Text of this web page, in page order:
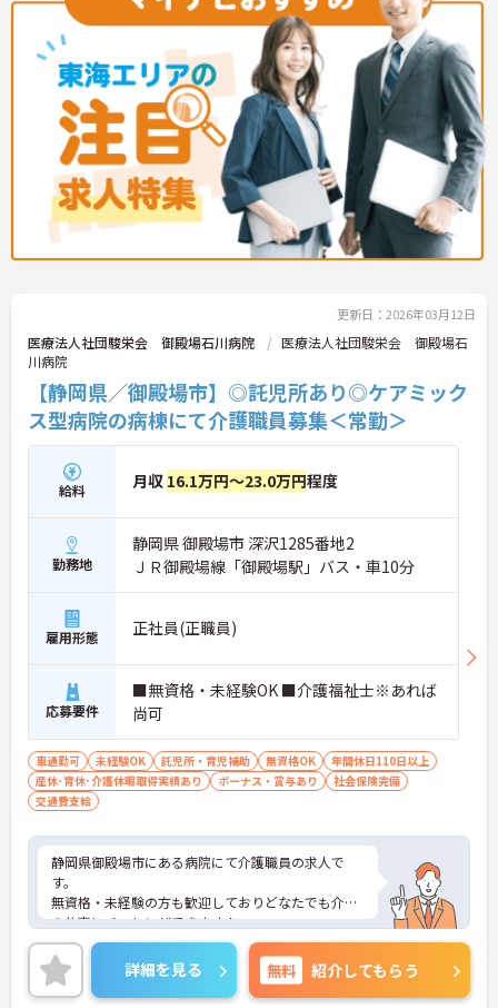
更新日：2026年03月12日
医療法人社団駿栄会 御殿場石川病院
医療法人社団駿栄会 御殿場石
川病院
【静岡県／御殿場市】◎託児所あり◎ケアミック
ス型病院の病棟にて介護職員募集＜常勤＞
給料 月収 16.1万円～23.0万円程度
勤務地
静岡県 御殿場市 深沢1285番地2
ＪＲ御殿場線「御殿場駅」バス・車10分
雇用形態 正社員(正職員)
応募要件
■無資格・未経験OK ■介護福祉士※あれば
尚可
車通勤可 未経験OK 託児所・育児補助 無資格OK
年間休日110日以上
産休･育休･介護休暇取得実績あり
ボーナス・賞与あり
社会保険完備
交通費支給
静岡県御殿場市にある病院にて介護職員の求人で
す。
無資格・未経験の方も歓迎しておりどなたでも介護
の仕事にチャレンジできます！
ご興味をお持ちの方はお気軽にお問合せ下さい！
詳細を見る 無料 紹介してもらう